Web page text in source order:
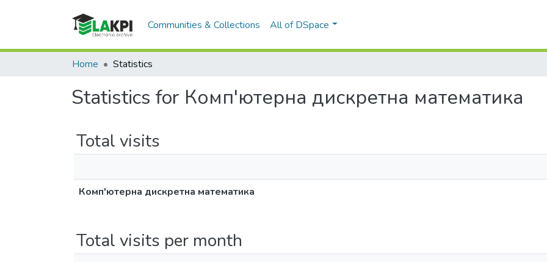
Communities & Collections All of DSpace
Home Statistics
Statistics for Комп'ютерна дискретна математика
Total visits
Комп'ютерна дискретна математика
Total visits per month